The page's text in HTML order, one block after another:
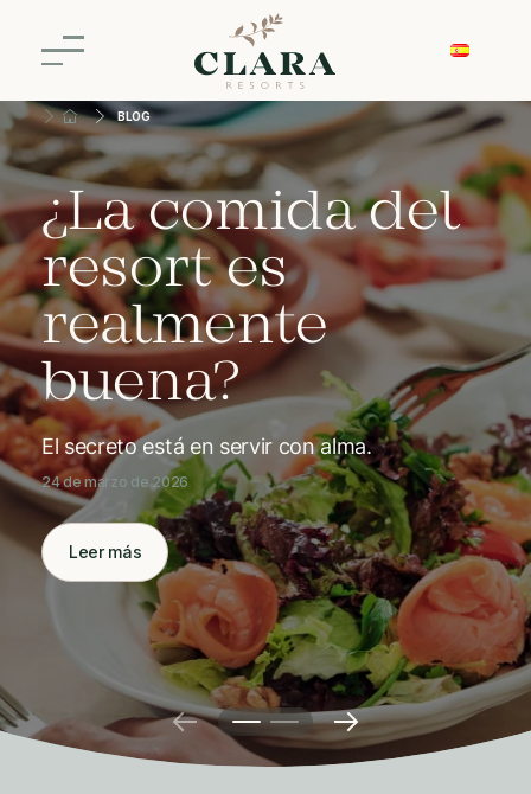
BLOG
¿La comida del
resort es
realmente
buena?
El secreto está en servir con alma.
24 de marzo de 2026
Leer más
El resort es
adecuado para
niños o
personas
mayores?
El secreto está en el arte de recibir.
24 de marzo de 2026
Leer más